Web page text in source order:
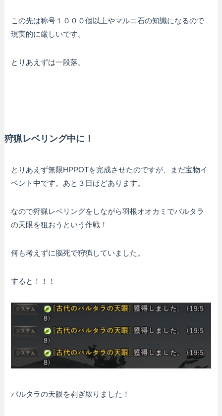
この先は称号１０００個以上やマルニ石の知識になるので
現実的に厳しいです。
とりあえずは一段落。
狩猟レベリング中に！
とりあえず無限HPPOTを完成させたのですが、まだ宝物イ
ベント中です。あと３日ほどあります。
なので狩猟レベリングをしながら羽根オオカミでバルタラ
の天眼を狙おうという作戦！
何も考えずに脳死で狩猟していました。
すると！！！
バルタラの天眼を剥ぎ取りました！